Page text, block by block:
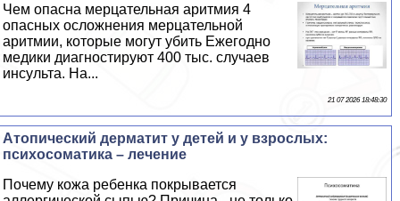
Чем опасна мерцательная аритмия 4
опасных осложнения мерцательной
аритмии, которые могут убить Ежегодно
медики диагностируют 400 тыс. случаев
инсульта. На...
21 07 2026 18:48:30
Атопический дерматит у детей и у взрослых:
психосоматика – лечение
Почему кожа ребенка покрывается